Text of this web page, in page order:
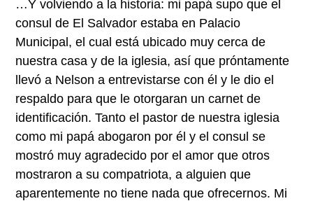
…Y volviendo a la historia: mi papá supo que el
consul de El Salvador estaba en Palacio
Municipal, el cual está ubicado muy cerca de
nuestra casa y de la iglesia, así que próntamente
llevó a Nelson a entrevistarse con él y le dio el
respaldo para que le otorgaran un carnet de
identificación. Tanto el pastor de nuestra iglesia
como mi papá abogaron por él y el consul se
mostró muy agradecido por el amor que otros
mostraron a su compatriota, a alguien que
aparentemente no tiene nada que ofrecernos. Mi